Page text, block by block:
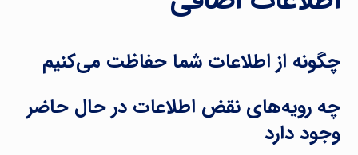
چگونه از اطلاعات شما حفاظت می‌کنیم
چه رویه‌های نقض اطلاعات در حال حاضر
وجود دارد